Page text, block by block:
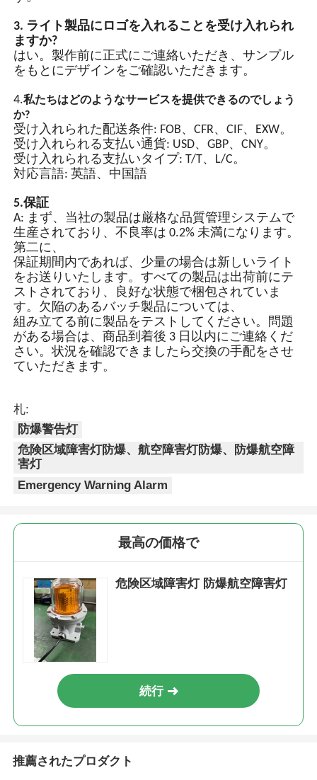
LED高輝度ランプビーズ、
LEDチップ省エネランプビ
ーズは高輝度で、通常のラ
ー効率が高いです。
GPS同期(オプション)
ッチ制御。複数のランプの
同期点滅は、同期信号ライ
1. 品質はどのように保証できますか?
量産前には必ず試作サンプルを作成します。
出荷前には必ず最終検査を行ってください。
MOQ、サンプルチェック用に 1 個が利用可能で
す。
3. ライト製品にロゴを入れることを受け入れられ
ますか?
はい。製作前に正式にご連絡いただき、サンプル
4. 私たちはどのようなサービスを提供できるのでしょう
か?
受け入れられた配送条件: FOB、CFR、CIF、EXW。
受け入れられる支払い通貨: USD、GBP、CNY。
受け入れられる支払いタイプ: T/T、L/C。
対応言語: 英語、中国語
5.保証
A: まず、当社の製品は厳格な品質管理システムで
生産されており、不良率は 0.2% 未満になります。
第二に、
ストされており、良好な状態で梱包されていま
す。欠陥のあるバッチ製品については、
組み立てる前に製品をテストしてください。問題
がある場合は、商品到着後 3 日以内にご連絡くだ
さい。状況を確認できましたら交換の手配をさせ
ていただきます。
札:
害灯
Emergency Warning Alarm
危険区域障害灯 防爆航空障害灯